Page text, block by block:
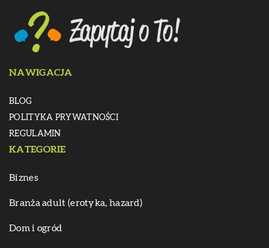
NAWIGACJA
BLOG
POLITYKA PRYWATNOŚCI
REGULAMIN
KATEGORIE
Biznes
Branża adult (erotyka, hazard)
Dom i ogród